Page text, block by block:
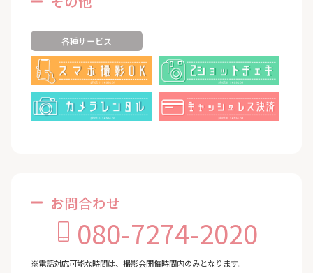
各種サービス
お問合わせ
080-7274-2020
※電話対応可能な時間は、撮影会開催時間内のみとなります。